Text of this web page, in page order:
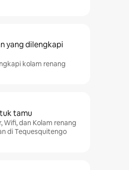
yang dilengkapi
kolam renang
tamu
Wifi, dan Kolam renang
di Tequesquitengo